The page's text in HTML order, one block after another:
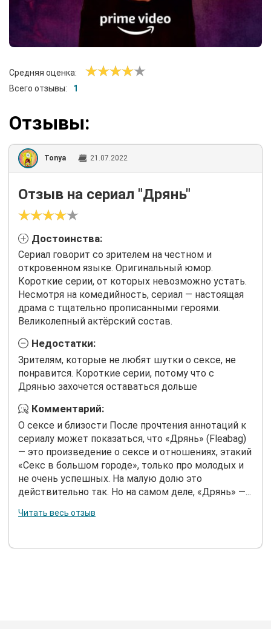
Средняя оценка:
Всего отзывы:
1
Отзывы:
Tonya 21.07.2022
Отзыв на сериал "Дрянь"
Достоинства:
Сериал говорит со зрителем на честном и
откровенном языке. Оригинальный юмор.
Короткие серии, от которых невозможно устать.
Несмотря на комедийность, сериал — настоящая
драма с тщательно прописанными героями.
Великолепный актёрский состав.
Недостатки:
Зрителям, которые не любят шутки о сексе, не
понравится. Короткие серии, потому что с
Дрянью захочется оставаться дольше
Комментарий:
О сексе и близости После прочтения аннотаций к
сериалу может показаться, что «Дрянь» (Fleabag)
— это произведение о сексе и отношениях, этакий
«Секс в большом городе», только про молодых и
не очень успешных. На малую долю это
действительно так. Но на самом деле, «Дрянь» —...
Читать весь отзыв